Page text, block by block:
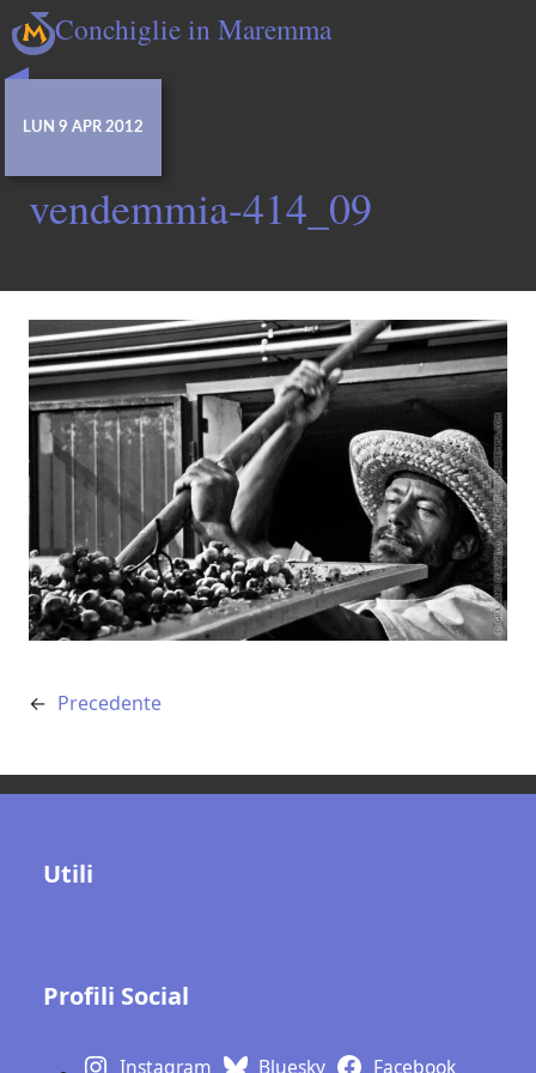
Conchiglie in Maremma
LUN 9 APR 2012
vendemmia-414_09
← Precedente
Utili
Profili Social
Instagram Bluesky Facebook